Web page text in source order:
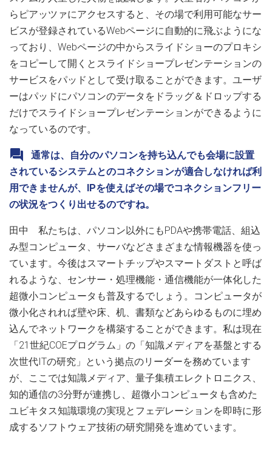
らピアッツァにアクセスすると、その場で利用可能なサー
ビスが登録されているWebページに自動的に飛ぶようにな
っており、Webページの中からスライドショーのプロキシ
をコピーして開くとスライドショープレゼンテーションの
サービスをパッドとして受け取ることができます。ユーザ
ーはパッドにパソコンのデータをドラッグ＆ドロップする
だけでスライドショープレゼンテーションができるように
なっているのです。
通常は、自分のパソコンを持ち込んでも会場に設置
されているシステムとのコネクションが適合しなければ利
用できませんが、IPを使えばその場でコネクションフリー
の状況をつくり出せるのですね。
田中 私たちは、パソコン以外にもPDAや携帯電話、組込
み型コンピュータ、サーバなどさまざまな情報機器を使っ
ています。今後はスマートチップやスマートダストと呼ば
れるような、センサー・処理機能・通信機能が一体化した
超微小コンピュータも普及するでしょう。コンピュータが
微小化されれば壁や床、机、書類などあらゆるものに埋め
込んでネットワークを構築することができます。私は現在
「21世紀COEプログラム」の「知識メディアを基盤とする
次世代ITの研究」という拠点のリーダーを務めています
が、ここでは知識メディア、量子集積エレクトロニクス、
知的通信の3分野が連携し、超微小コンピュータも含めた
ユビキタス知識環境の実現とフェデレーションを即時に形
成するソフトウェア技術の研究開発を進めています。